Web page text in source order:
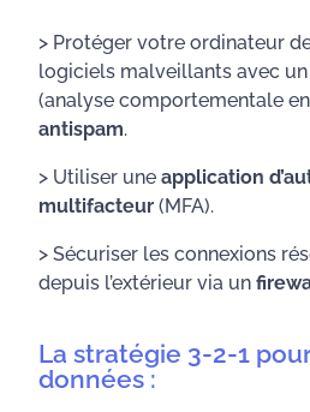
> Protéger votre ordinateur
logiciels malveillants avec
(analyse comportementale
antispam.
> Utiliser uneapplication
multifacteur (MFA).
> Sécuriser les connexions
depuis l’extérieur via un
La stratégie 3-2-1
données :